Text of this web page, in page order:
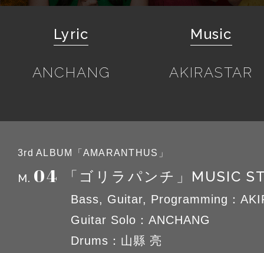
Lyric
ANCHANG
Music
AKIRASTAR
3rd ALBUM「AMARANTHUS」
M. 04 「ゴリラパンチ」 MUSIC
Bass, Guitar, Programming：
Guitar Solo：ANCHANG
Drums：山縣 亮